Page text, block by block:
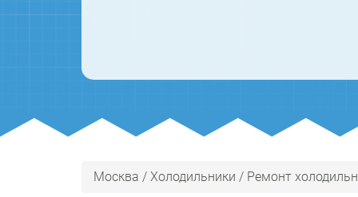
Москва / Холодильники / Ремонт